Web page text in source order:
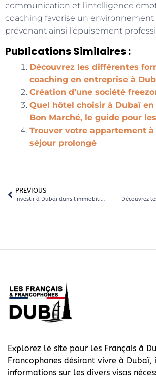
communication et l’intelligence
coaching favorise un environnement
prévenant ainsi l’épuisement
Publications Similaires :
Découvrez les différentes
coaching en entreprise à
Création d’une société
Quel hôtel choisir à Dubaï en
Bon Marché, le guide pour
Trouver votre appartement
séjour prolongé
PREVIOUS
Investir à Dubaï dans l’immobilier 2023-2024
Explorez le site pour les Français à
Francophones désirant vivre à Dubaï,
informations sur les divers visas